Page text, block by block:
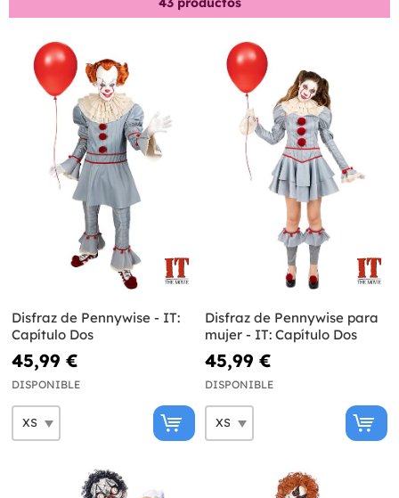
Disfraz de Pennywise - IT:
Capítulo Dos
45,99 €
DISPONIBLE
Disfraz de Pennywise para
mujer - IT: Capítulo Dos
45,99 €
DISPONIBLE